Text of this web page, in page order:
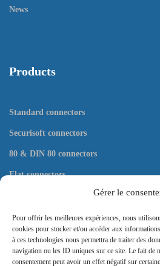
Gérer le
Pour offrir les meilleures expériences, nous
cookies pour stocker et/ou accéder aux
à ces technologies nous permettra de traiter des
navigation ou les ID uniques sur ce site. Le fait de
consentement peut avoir un effet négatif sur
News
Products
Standard connectors
Securisoft connectors
80 & DIN 80 connectors
Flat connectors
Contact